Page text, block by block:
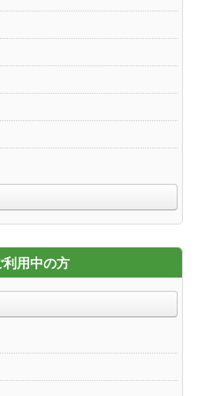
ため。
いただいた商品のアフタ
定期点検を行うため。
分析を行い、個人が識
工した統計資料を作成し、
ービスの開発等を行うため
ス内容を利用します。
お客様の個人情報を利用
利用者及び利用目的を連
意を得た上で、利用しま
基づき提携事業者が提供す
人情報の利用について同
報に限り、個人情報保護
づき以下のとおり共同利
利用中の方